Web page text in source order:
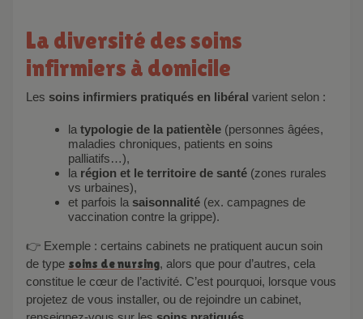
La diversité des soins
infirmiers à domicile
Les soins infirmiers pratiqués en libéral varient selon :
la typologie de la patientèle (personnes âgées,
maladies chroniques, patients en soins
palliatifs…),
la région et le territoire de santé (zones rurales
vs urbaines),
et parfois la saisonnalité (ex. campagnes de
vaccination contre la grippe).
👉 Exemple : certains cabinets ne pratiquent aucun soin
de type soins de nursing, alors que pour d’autres, cela
constitue le cœur de l’activité. C’est pourquoi, lorsque vous
projetez de vous installer, ou de rejoindre un cabinet,